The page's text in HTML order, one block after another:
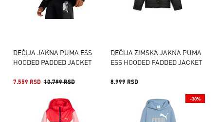
DEČIJA JAKNA PUMA ESS
HOODED PADDED JACKET
7.559 RSD 10.799 RSD
DEČIJA ZIMSKA JAKNA PUMA
ESS HOODED PADDED JACKET
8.999 RSD
-30%